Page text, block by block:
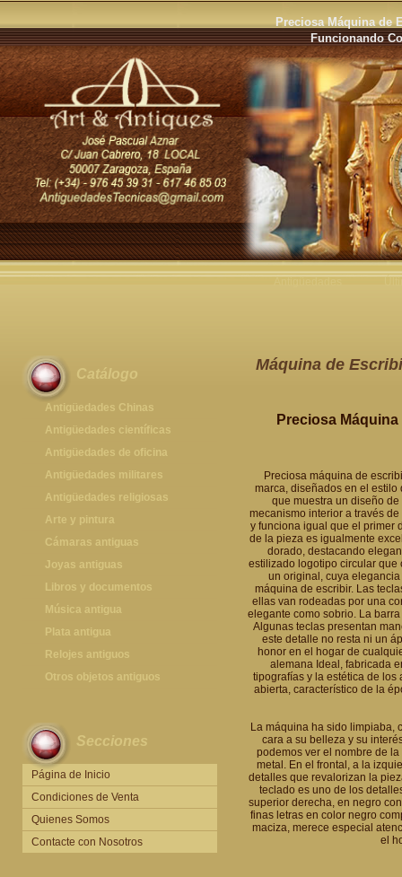
Preciosa Máquina de
Funcionando
Catálogo
Antigüedades Chinas
Antigüedades Chinas
Antigüedades científicas
Antigüedades científicas
Antigüedades de oficina
Máquinas de escribir antiguas
Calculadoras antiguas
Teléfonos y Telégrafos antiguos
Antigüedades militares
Espadas antiguas
Medallas y condecoraciones
Cascos militares
Otros artículos militares
Antigüedades religiosas
Antigüedades religiosas
Arte y pintura
Pintura antigua
Pintura contemporánea
Grabados antiguos y mapas
Cámaras antiguas
Cámaras antiguas
Joyas antiguas
Joyas antiguas
Libros y documentos
Libros antiguos
Fotografia antigua
Publicaciones antiguas
Música antigua
Gramófonos antiguos
Cajas de música antiguas
Radios antiguas
Plata antigua
Plata antigua
Relojes antiguos
Relojes sobremesa antiguos
Relojes de pie antiguos
Relojes de bolsillo antiguos
Relojes de pulsera antiguos
Otros objetos antiguos
Secciones
Página de Inicio
Condiciones de Venta
Quienes Somos
Contacte con Nosotros
Máquina de
Preciosa
Preciosa máquina de
marca, diseñados en el
que muestra un diseño
mecanismo interior a través
y funciona igual que el primer
de la pieza es igualmente
dorado, destacando
estilizado logotipo circular que
un original, cuya
máquina de escribir. Las
ellas van rodeadas por una
elegante como sobrio. La
Algunas teclas presentan
este detalle no resta ni un
honor en el hogar de
alemana Ideal, fabricada
tipografías y la estética de
abierta, característico de la
La máquina ha sido limpiaba,
cara a su belleza y su
podemos ver el nombre de
metal. En el frontal, a la
detalles que revalorizan la
teclado es uno de los
superior derecha, en negro
finas letras en color negro
maciza, merece especial
el